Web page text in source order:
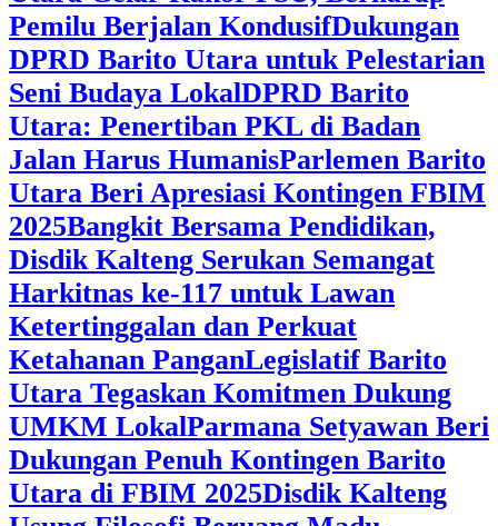
Pemilu Berjalan KondusifDukungan
DPRD Barito Utara untuk Pelestarian
Seni Budaya LokalDPRD Barito
Utara: Penertiban PKL di Badan
Jalan Harus HumanisParlemen Barito
Utara Beri Apresiasi Kontingen FBIM
2025‎Bangkit Bersama Pendidikan,
Disdik Kalteng Serukan Semangat
Harkitnas ke-117 untuk Lawan
Ketertinggalan dan Perkuat
Ketahanan PanganLegislatif Barito
Utara Tegaskan Komitmen Dukung
UMKM LokalParmana Setyawan Beri
Dukungan Penuh Kontingen Barito
Utara di FBIM 2025Disdik Kalteng